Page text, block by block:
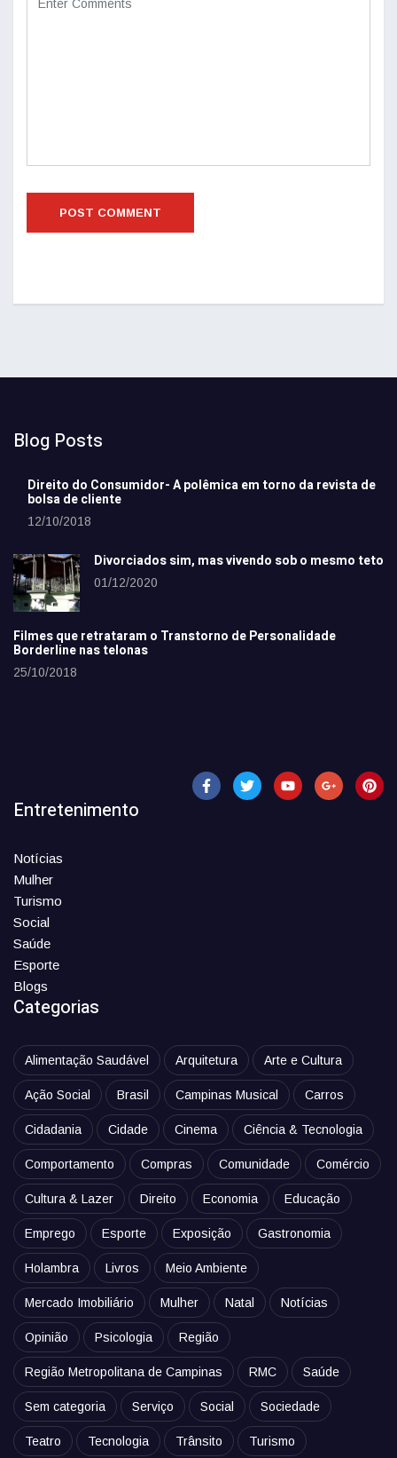
Blog Posts
Direito do Consumidor- A polêmica em torno da revista de
bolsa de cliente
12/10/2018
Divorciados sim, mas vivendo sob o mesmo teto
01/12/2020
Filmes que retrataram o Transtorno de Personalidade
Borderline nas telonas
25/10/2018
Entretenimento
Notícias
Mulher
Turismo
Social
Saúde
Esporte
Blogs
Categorias
Alimentação Saudável Arquitetura Arte e Cultura
Ação Social Brasil Campinas Musical Carros
Cidadania Cidade Cinema Ciência & Tecnologia
Comportamento Compras Comunidade Comércio
Cultura & Lazer Direito Economia Educação
Emprego Esporte Exposição Gastronomia
Holambra Livros Meio Ambiente
Mercado Imobiliário Mulher Natal Notícias
Opinião Psicologia Região
Região Metropolitana de Campinas RMC Saúde
Sem categoria Serviço Social Sociedade
Teatro Tecnologia Trânsito Turismo